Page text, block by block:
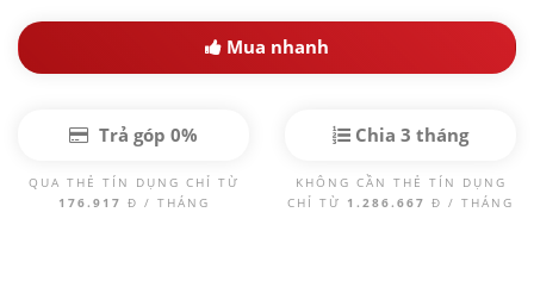
Mua nhanh
Trả góp 0%
QUA THẺ TÍN DỤNG CHỈ TỪ
176.917 Đ / THÁNG
Chia 3 tháng
KHÔNG CẦN THẺ TÍN DỤNG
CHỈ TỪ 1.286.667 Đ / THÁNG